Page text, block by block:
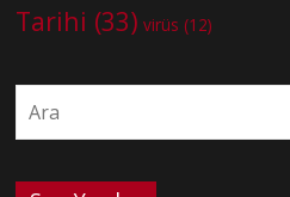
Tarihi (33) virüs (12)